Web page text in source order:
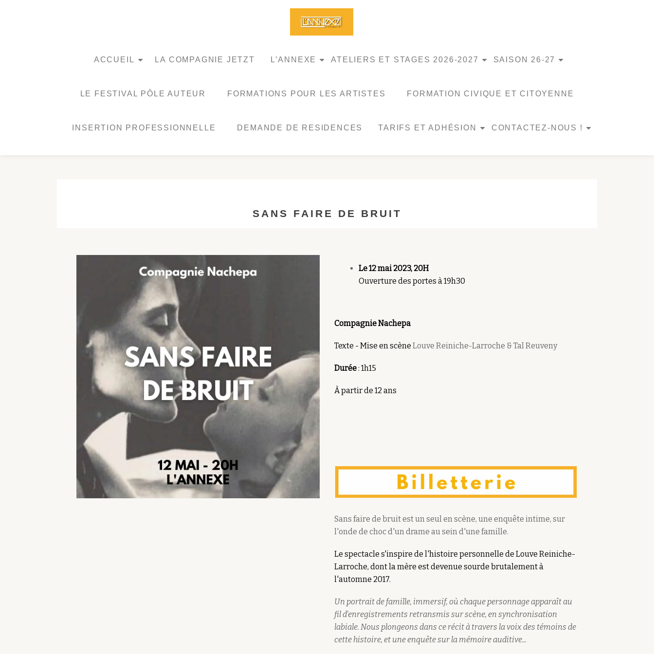
ACCUEIL LA COMPAGNIE JETZT L’ANNEXE ATELIERS ET STAGES 2026-2027 SAISON 26-27
LE FESTIVAL PÔLE AUTEUR FORMATIONS POUR LES ARTISTES FORMATION CIVIQUE ET CITOYENNE
INSERTION PROFESSIONNELLE DEMANDE DE RESIDENCES TARIFS ET ADHÉSION CONTACTEZ-NOUS !
SANS FAIRE DE BRUIT
Le 12 mai 2023, 20H
Ouverture des portes à 19h30
Compagnie Nachepa
Texte - Mise en scène Louve Reiniche-Larroche &Tal Reuveny
Durée: 1h15
À partir de 12 ans
Sans faire de bruitest un seul en scène, une enquête intime, sur
l'onde de choc d'un drame au sein d'une famille.
Le spectacle s'inspire de l'histoire personnelle de Louve Reiniche-
Larroche, dont la mère est devenue sourde brutalement à
l'automne 2017.
Un portrait de famille, immersif, où chaque personnage apparaît au
fil d'enregistrements retransmis sur scène, en synchronisation
labiale. Nous plongeons dans ce récit à travers la voix des témoins de
cette histoire, et une enquêtesur la mémoire auditive...